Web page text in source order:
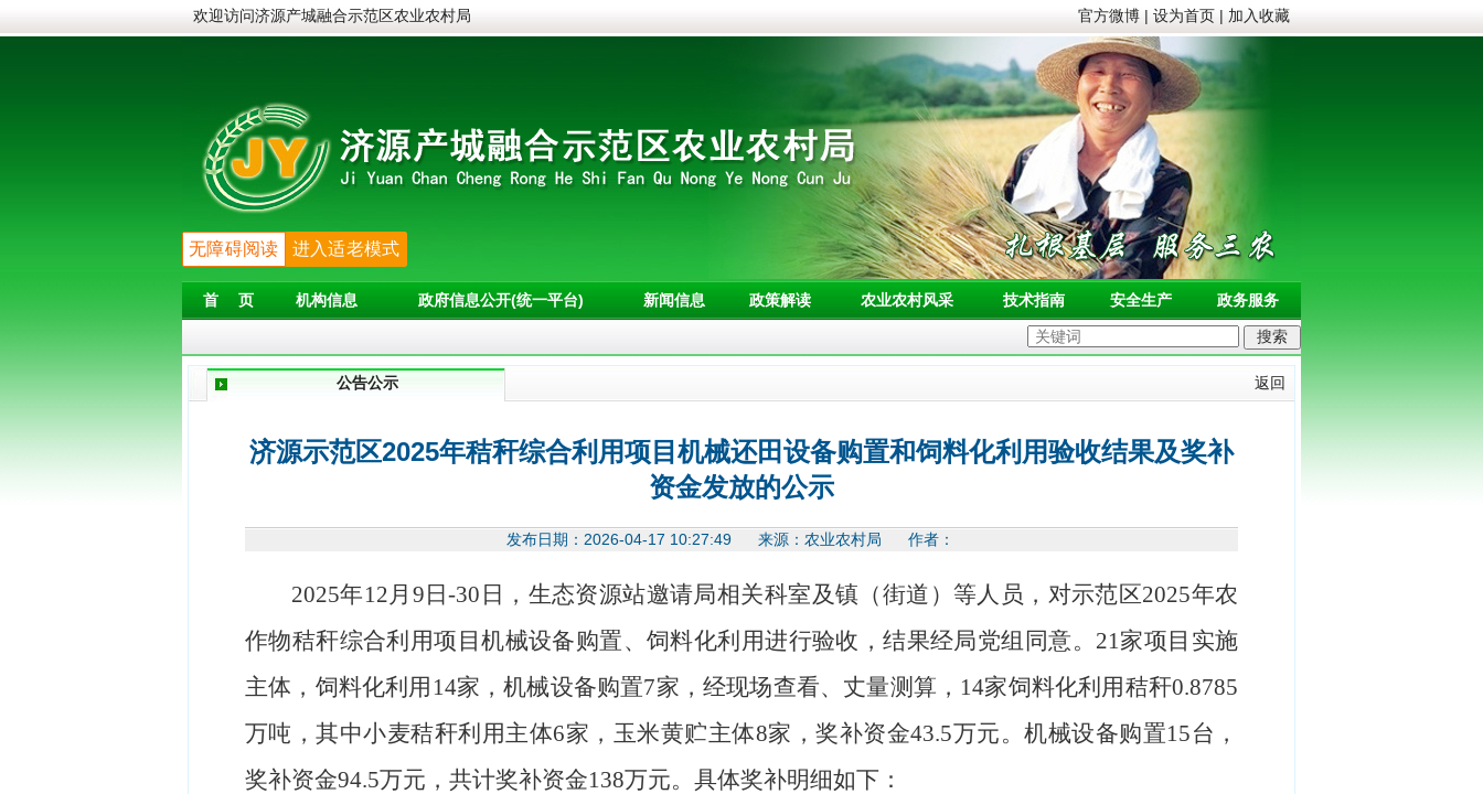
欢迎访问济源产城融合示范区农业农村局 官方微博 | 设为首页 | 加入收藏
无障碍阅读 进入适老模式
首 页 机构信息 政府信息公开(统一平台) 新闻信息 政策解读 农业农村风采 技术指南 安全生产 政务服务
公告公示 返回
济源示范区2025年秸秆综合利用项目机械还田设备购置和饲料化利用验收结果及奖补
资金发放的公示
发布日期：2026-04-17 10:27:49 来源：农业农村局 作者：
2025年12月9日-30日，生态资源站邀请局相关科室及镇（街道）等人员，对示范区2025年农
作物秸秆综合利用项目机械设备购置、饲料化利用进行验收，结果经局党组同意。 21家项目实施
主体， 饲料化利用 14家，机械设备购置7家，经现场查看、 丈量测算， 14家饲料化利用秸秆0.8785
万吨，其中小麦秸秆利用主体6家，玉米黄贮主体8家，奖补资金43.5万元。机械设备购置15台 ，
奖补资金94.5万元，共计奖补资金138万元。 具体奖补明细如下：